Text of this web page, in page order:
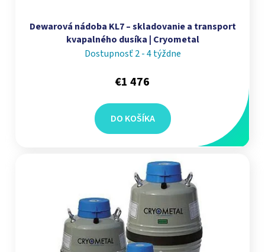
Dewarová nádoba KL7 – skladovanie a transport
kvapalného dusíka | Cryometal
Dostupnosť 2 - 4 týždne
€1 476
DO KOŠÍKA